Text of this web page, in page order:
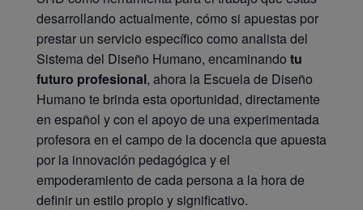
desarrollando actualmente, cómo si apuestas por
prestar un servicio específico como analista del
Sistema del Diseño Humano, encaminando tu
futuro profesional, ahora la Escuela de Diseño
Humano te brinda esta oportunidad, directamente
en español y con el apoyo de una experimentada
profesora en el campo de la docencia que apuesta
por la innovación pedagógica y el
empoderamiento de cada persona a la hora de
definir un estilo propio y significativo.